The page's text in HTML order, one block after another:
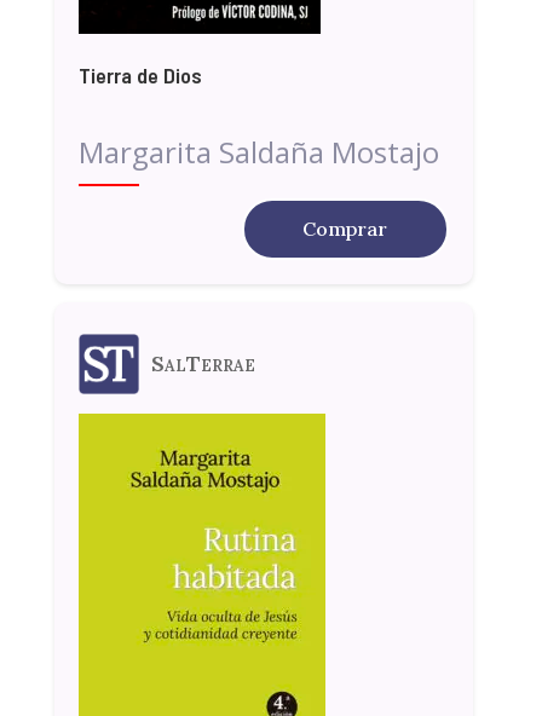
Tierra de Dios
Margarita Saldaña Mostajo
Comprar
SalTerrae